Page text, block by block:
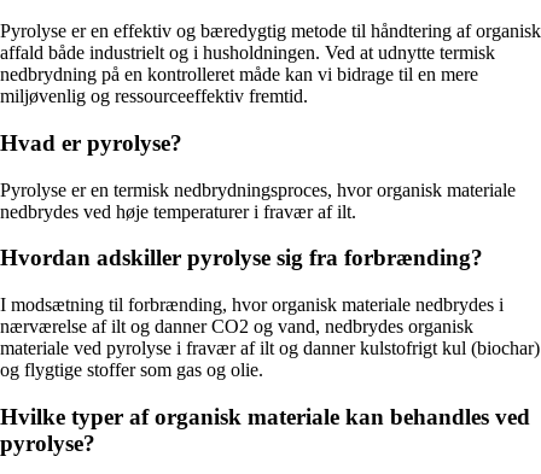
Pyrolyse er en effektiv og bæredygtig metode til håndtering af organisk
affald både industrielt og i husholdningen. Ved at udnytte termisk
nedbrydning på en kontrolleret måde kan vi bidrage til en mere
miljøvenlig og ressourceeffektiv fremtid.
Hvad er pyrolyse?
Pyrolyse er en termisk nedbrydningsproces, hvor organisk materiale
nedbrydes ved høje temperaturer i fravær af ilt.
Hvordan adskiller pyrolyse sig fra forbrænding?
I modsætning til forbrænding, hvor organisk materiale nedbrydes i
nærværelse af ilt og danner CO2 og vand, nedbrydes organisk
materiale ved pyrolyse i fravær af ilt og danner kulstofrigt kul (biochar)
og flygtige stoffer som gas og olie.
Hvilke typer af organisk materiale kan behandles ved
pyrolyse?